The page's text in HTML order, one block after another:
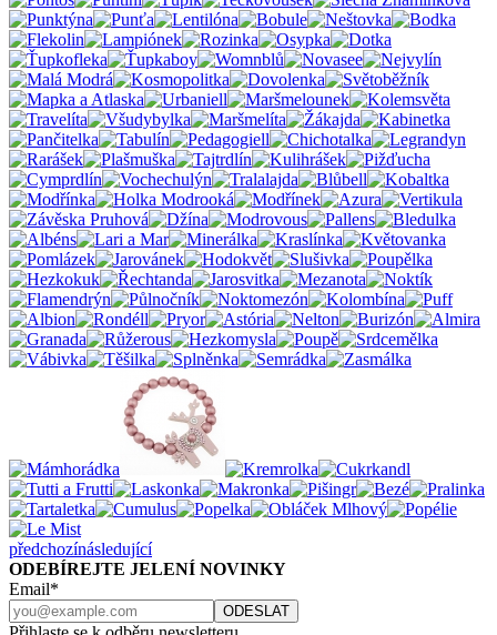
předchozínásledující
ODEBÍREJTE JELENÍ NOVINKY
Email*